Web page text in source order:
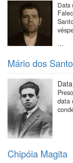
Data
…
Mário dos
data
Chipóia Magita